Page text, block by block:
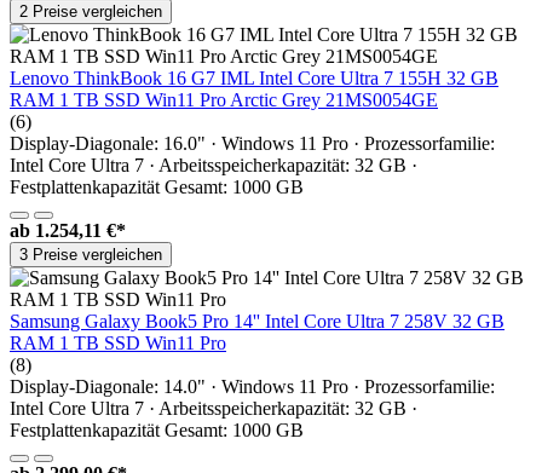
2 Preise vergleichen
Lenovo ThinkBook 16 G7 IML Intel Core Ultra 7 155H 32 GB
RAM 1 TB SSD Win11 Pro Arctic Grey 21MS0054GE
(6)
Display-Diagonale: 16.0" · Windows 11 Pro · Prozessorfamilie:
Intel Core Ultra 7 · Arbeitsspeicherkapazität: 32 GB ·
Festplattenkapazität Gesamt: 1000 GB
ab 1.254,11 €*
3 Preise vergleichen
Samsung Galaxy Book5 Pro 14'' Intel Core Ultra 7 258V 32 GB
RAM 1 TB SSD Win11 Pro
(8)
Display-Diagonale: 14.0" · Windows 11 Pro · Prozessorfamilie:
Intel Core Ultra 7 · Arbeitsspeicherkapazität: 32 GB ·
Festplattenkapazität Gesamt: 1000 GB